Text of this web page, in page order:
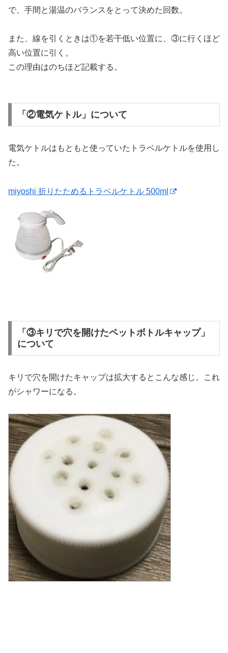
で、手間と湯温のバランスをとって決めた回数。
また、線を引くときは①を若干低い位置に、③に行くほど
高い位置に引く。
この理由はのちほど記載する。
「②電気ケトル」について
電気ケトルはもともと使っていたトラベルケトルを使用し
た。
miyoshi 折りたためるトラベルケトル 500ml
「③キリで穴を開けたペットボトルキャップ」
について
キリで穴を開けたキャップは拡大するとこんな感じ。これ
がシャワーになる。